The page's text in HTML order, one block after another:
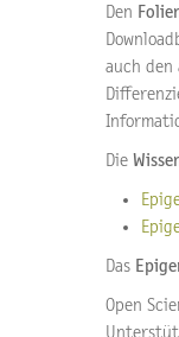
Den
auch den
Die
Das
Open